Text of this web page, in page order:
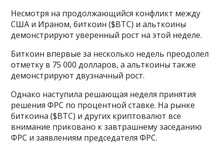
Несмотря на продолжающийся конфликт между
США и Ираном, биткоин ($BTC) и альткоины
демонстрируют уверенный рост на этой неделе.
Биткоин впервые за несколько недель преодолел
отметку в 75 000 долларов, а альткоины также
демонстрируют двузначный рост.
Однако наступила решающая неделя принятия
решения ФРС по процентной ставке. На рынке
биткоина ($BTC) и других криптовалют все
внимание приковано к завтрашнему заседанию
ФРС и заявлениям председателя ФРС.